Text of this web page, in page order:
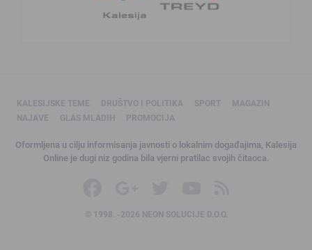
KALESIJSKE TEME DRUŠTVO I POLITIKA SPORT
MAGAZIN
NAJAVE
GLAS MLADIH PROMOCIJA
Oformljena u cilju informisanja javnosti o lokalnim događajima, Kalesija
Online je dugi niz godina bila vjerni pratilac svojih čitaoca.
© 1998. -2026 NEON SOLUCIJE D.O.O.